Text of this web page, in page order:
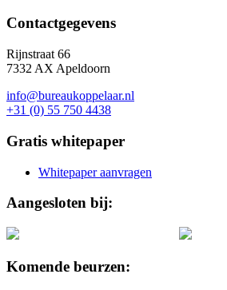
Contactgegevens
Rijnstraat 66
7332 AX Apeldoorn
info@bureaukoppelaar.nl
+31 (0) 55 750 4438
Gratis whitepaper
Whitepaper aanvragen
Aangesloten bij:
Komende beurzen: